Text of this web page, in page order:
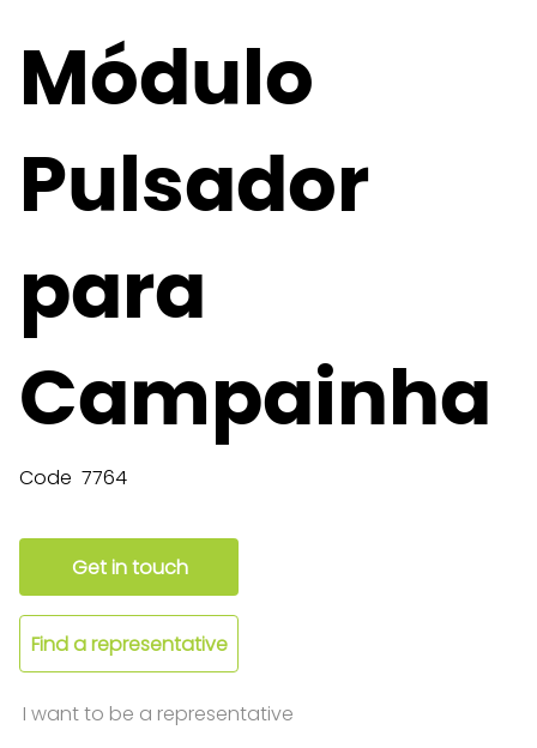
Módulo
Pulsador
para
Campainha
Code 7764
Get in touch
Find a representative
I want to be a representative